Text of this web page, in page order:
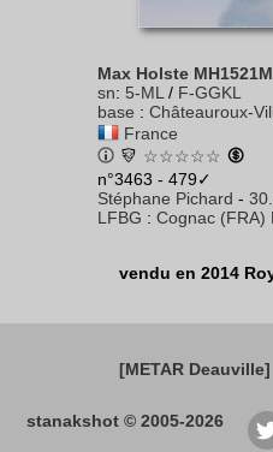
Max Holste
sn: 5-ML / F-GGKL
base : Châteauroux-
France
☆☆☆☆☆
n°3463 - 479✓
Stéphane Pichard -
LFBG : Cognac (FRA)
vendu en 2014
[METAR Deauville]
stanakshot © 2005-2026